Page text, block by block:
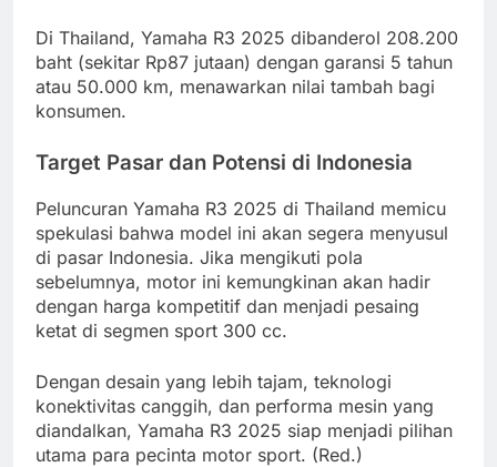
Di Thailand, Yamaha R3 2025 dibanderol 208.200
baht (sekitar Rp87 jutaan) dengan garansi 5 tahun
atau 50.000 km, menawarkan nilai tambah bagi
konsumen.
Target Pasar dan Potensi di Indonesia
Peluncuran Yamaha R3 2025 di Thailand memicu
spekulasi bahwa model ini akan segera menyusul
di pasar Indonesia. Jika mengikuti pola
sebelumnya, motor ini kemungkinan akan hadir
dengan harga kompetitif dan menjadi pesaing
ketat di segmen sport 300 cc.
Dengan desain yang lebih tajam, teknologi
konektivitas canggih, dan performa mesin yang
diandalkan, Yamaha R3 2025 siap menjadi pilihan
utama para pecinta motor sport. (Red.)